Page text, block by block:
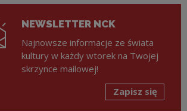
NEWSLETTER NCK
Najnowsze informacje ze świata
kultury w każdy wtorek na Twojej
skrzynce mailowej!
Zapisz się